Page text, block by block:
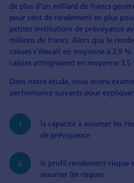
de plus d’un milliard de francs
pour cent de rendement en plus
petites institutions de prévoyance
millions de francs. Alors que le
caisses s’élevait en moyenne à 2,9
caisses atteignaient en moyenne 3,5
Dans notre étude, nous avons
performance suivants pour
la capacité à assumer les
de prévoyance
le profil rendement-risque
assumer les risques